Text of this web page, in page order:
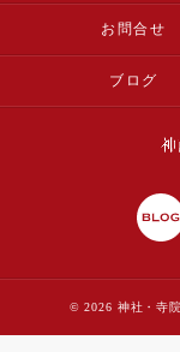
お問合せ
ブログ
© 2026 神社・寺